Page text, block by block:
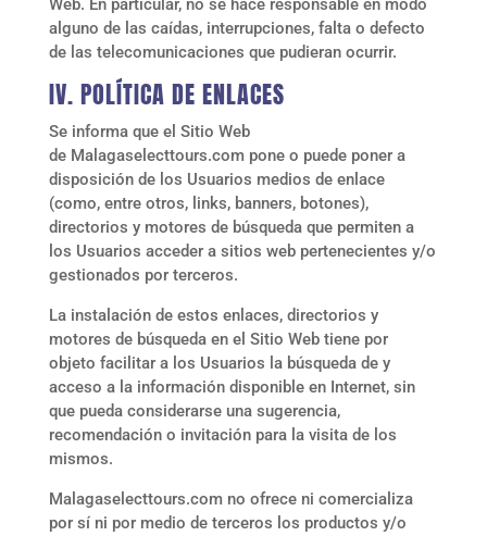
Web. En particular, no se hace responsable en modo
alguno de las caídas, interrupciones, falta o defecto
de las telecomunicaciones que pudieran ocurrir.
IV. POLÍTICA DE ENLACES
Se informa que el Sitio Web
de Malagaselecttours.com pone o puede poner a
disposición de los Usuarios medios de enlace
(como, entre otros, links, banners, botones),
directorios y motores de búsqueda que permiten a
los Usuarios acceder a sitios web pertenecientes y/o
gestionados por terceros.
La instalación de estos enlaces, directorios y
motores de búsqueda en el Sitio Web tiene por
objeto facilitar a los Usuarios la búsqueda de y
acceso a la información disponible en Internet, sin
que pueda considerarse una sugerencia,
recomendación o invitación para la visita de los
mismos.
Malagaselecttours.com no ofrece ni comercializa
por sí ni por medio de terceros los productos y/o